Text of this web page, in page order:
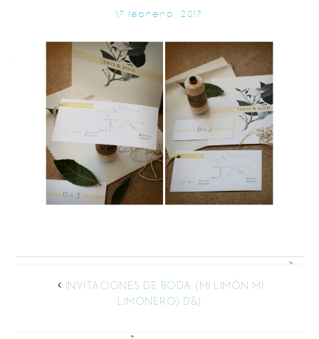
17 FEBRERO, 2017
INVITACIONES DE BODA (MI LIMÓN MI
LIMONERO) D&J